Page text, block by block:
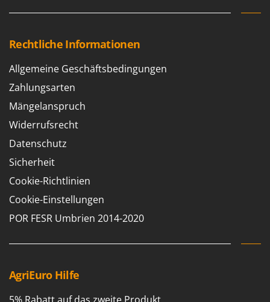
Spice Electronics
Spring Protezione
Spyro
Stanley
Stiga
Stocker
Sunseeker
T
Tellarini Pompe
Tenco
Titania
Tornado
Rechtliche Informationen
Allgemeine Geschäftsbedingungen
Zahlungsarten
Mängelanspruch
Widerrufsrecht
Datenschutz
Sicherheit
Cookie-Richtlinien
Cookie-Einstellungen
POR FESR Umbrien 2014-2020
AgriEuro Hilfe
5% Rabatt auf das zweite Produkt